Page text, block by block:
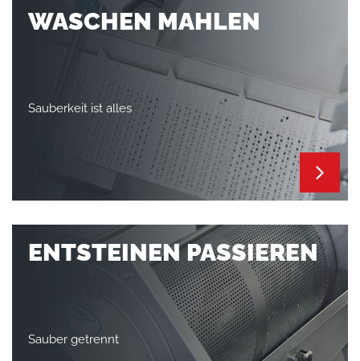
WASCHEN MAHLEN
Sauberkeit ist alles
ENTSTEINEN PASSIEREN
Sauber getrennt